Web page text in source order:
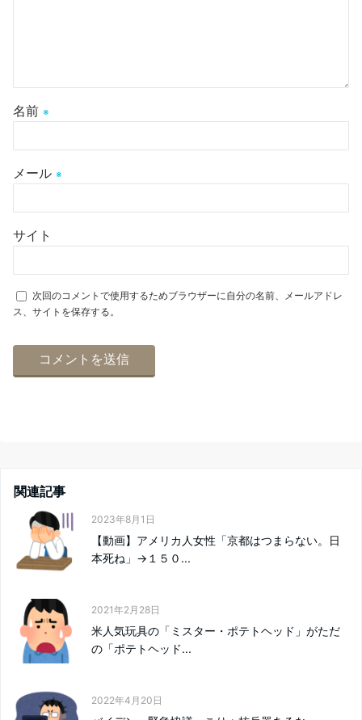
名前 ※
メール ※
サイト
次回のコメントで使用するためブラウザーに自分の名前、メールアドレ
ス、サイトを保存する。
関連記事
2023年8月1日
【動画】アメリカ人女性「京都はつまらない。日
本死ね」→１５０...
2021年2月28日
米人気玩具の「ミスター・ポテトヘッド」がただ
の「ポテトヘッド...
2022年4月20日